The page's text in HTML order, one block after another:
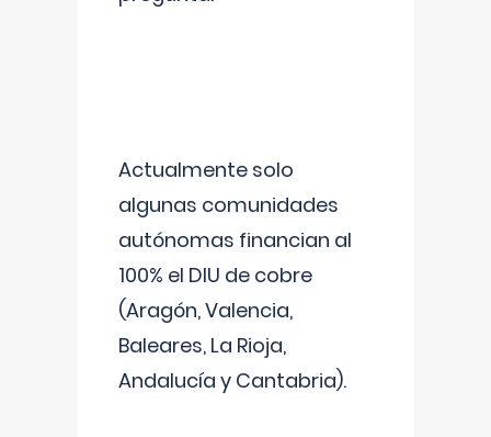
Actualmente solo
algunas comunidades
autónomas financian al
100% el DIU de cobre
(Aragón, Valencia,
Baleares, La Rioja,
Andalucía y Cantabria).